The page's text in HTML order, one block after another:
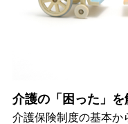
介護の「困った」
介護保険制度の基本か